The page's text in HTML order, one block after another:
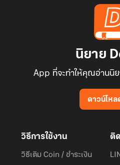
นิยาย
App ที่จะทำให้คุณอ่านนิ
ดาวน์โหล
วิธีการใช้งาน
วิธีเติม Coin / ชำระเงิน
ติ